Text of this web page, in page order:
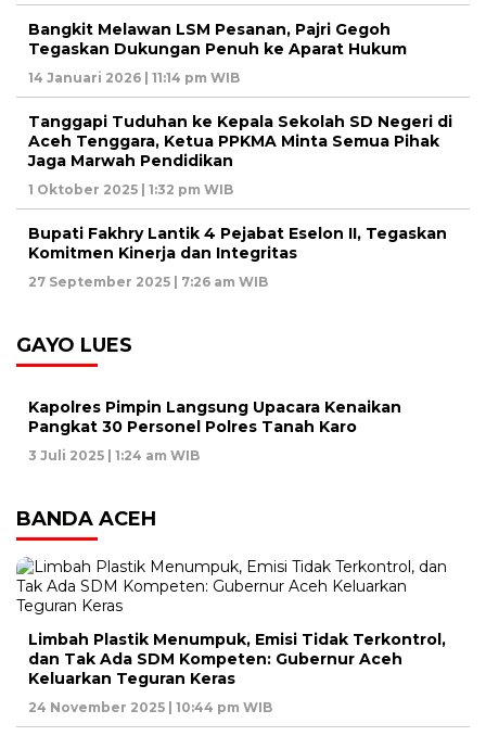
Bangkit Melawan LSM Pesanan, Pajri Gegoh
Tegaskan Dukungan Penuh ke Aparat Hukum
14 Januari 2026 | 11:14 pm WIB
Tanggapi Tuduhan ke Kepala Sekolah SD Negeri di
Aceh Tenggara, Ketua PPKMA Minta Semua Pihak
Jaga Marwah Pendidikan
1 Oktober 2025 | 1:32 pm WIB
Bupati Fakhry Lantik 4 Pejabat Eselon II, Tegaskan
Komitmen Kinerja dan Integritas
27 September 2025 | 7:26 am WIB
GAYO LUES
Kapolres Pimpin Langsung Upacara Kenaikan
Pangkat 30 Personel Polres Tanah Karo
3 Juli 2025 | 1:24 am WIB
BANDA ACEH
Limbah Plastik Menumpuk, Emisi Tidak Terkontrol,
dan Tak Ada SDM Kompeten: Gubernur Aceh
Keluarkan Teguran Keras
24 November 2025 | 10:44 pm WIB